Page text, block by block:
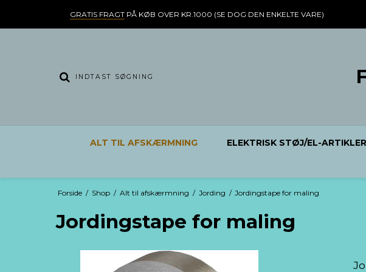
GRATIS FRAGTPÅ KØB OVER KR.1000 (SE DOG DEN ENKELTE VARE)
ALT TIL AFSKÆRMNING ELEKTRISK STØJ/EL-ARTIKLER
Forside / Shop / Alt til afskærmning / Jording / Jordingstape for maling
Jordingstape for maling